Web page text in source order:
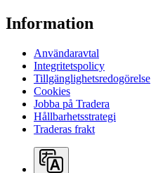
Information
Användaravtal
Integritetspolicy
Tillgänglighetsredogörelse
Cookies
Jobba på Tradera
Hållbarhetsstrategi
Traderas frakt